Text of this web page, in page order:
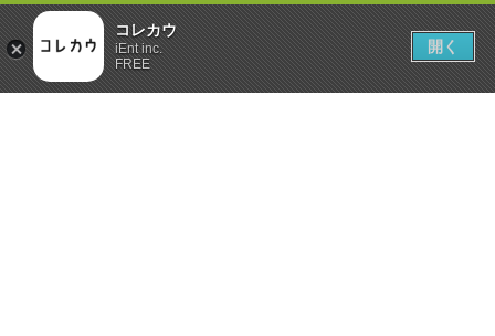
コレカウ
iEnt inc.
FREE
開く